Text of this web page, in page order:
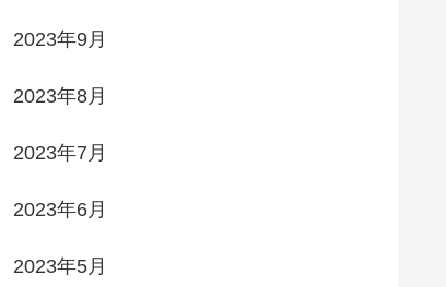
2023年9月
2023年8月
2023年7月
2023年6月
2023年5月